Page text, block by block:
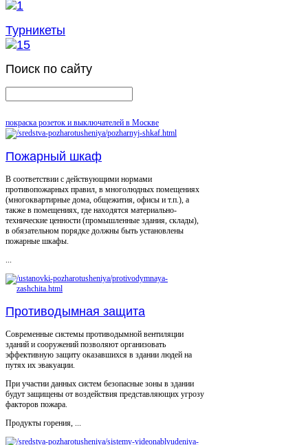
Турникеты
Поиск по сайту
покраска розеток и выключателей в Москве
Пожарный шкаф
В соответствии с действующими нормами
противопожарных правил, в многолюдных помещениях
(многоквартирные дома, общежития, офисы и т.п.), а
также в помещениях, где находятся материально-
технические ценности (промышленные здания, склады),
в обязательном порядке должны быть установлены
пожарные шкафы.
...
Противодымная защита
Современные системы противодымной вентиляции
зданий и сооружений позволяют организовать
эффективную защиту оказавшихся в здании людей на
путях их эвакуации.
При участии данных систем безопасные зоны в здании
будут защищены от воздействия представляющих угрозу
факторов пожара.
Продукты горения, ...